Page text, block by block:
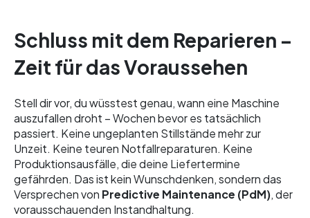
Schluss mit dem Reparieren –
Zeit für das Voraussehen
Stell dir vor, du wüsstest genau, wann eine Maschine
auszufallen droht – Wochen bevor es tatsächlich
passiert. Keine ungeplanten Stillstände mehr zur
Unzeit. Keine teuren Notfallreparaturen. Keine
Produktionsausfälle, die deine Liefertermine
gefährden. Das ist kein Wunschdenken, sondern das
Versprechen von Predictive Maintenance (PdM), der
vorausschauenden Instandhaltung.